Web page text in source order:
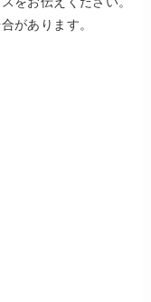
があります。